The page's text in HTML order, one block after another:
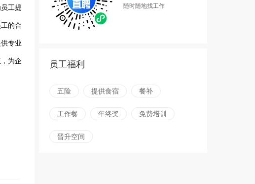
工提
的合
专业
为企
随时随地找工作
员工福利
五险 提供食宿 餐补
工作餐 年终奖 免费培训
晋升空间